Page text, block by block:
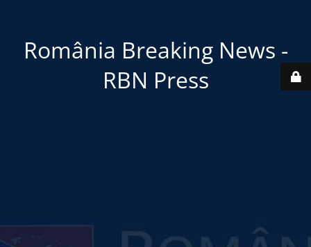
România Breaking News -
RBN Press